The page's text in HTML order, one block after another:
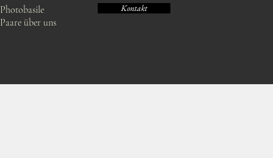
Photobasile
Paare über uns
Kontakt